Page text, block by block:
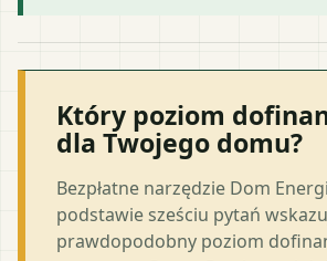
Który poziom
dla Twojego domu?
Bezpłatne narzędzie Dom
podstawie sześciu pytań
prawdopodobny poziom